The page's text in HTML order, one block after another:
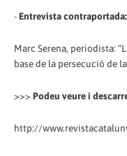
- Entrevista contraportada:
Marc Serena, periodista:
base de la persecució de
>>> Podeu veure i
http://